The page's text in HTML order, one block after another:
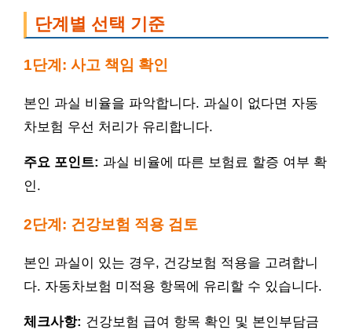
단계별 선택 기준
1단계: 사고 책임 확인
본인 과실 비율을 파악합니다. 과실이 없다면 자동
차보험 우선 처리가 유리합니다.
주요 포인트: 과실 비율에 따른 보험료 할증 여부 확
인.
2단계: 건강보험 적용 검토
본인 과실이 있는 경우, 건강보험 적용을 고려합니
다. 자동차보험 미적용 항목에 유리할 수 있습니다.
체크사항: 건강보험 급여 항목 확인 및 본인부담금